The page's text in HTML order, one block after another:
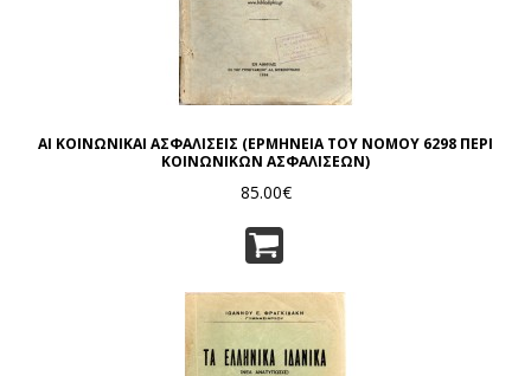
ΑΙ ΚΟΙΝΩΝΙΚΑΙ ΑΣΦΑΛΙΣΕΙΣ (ΕΡΜΗΝΕΙΑ ΤΟΥ ΝΟΜΟΥ 6298 ΠΕΡΙ
ΚΟΙΝΩΝΙΚΩΝ ΑΣΦΑΛΙΣΕΩΝ)
85.00€